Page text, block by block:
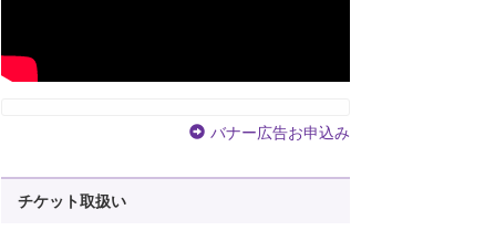
バナー広告お申込み
チケット取扱い